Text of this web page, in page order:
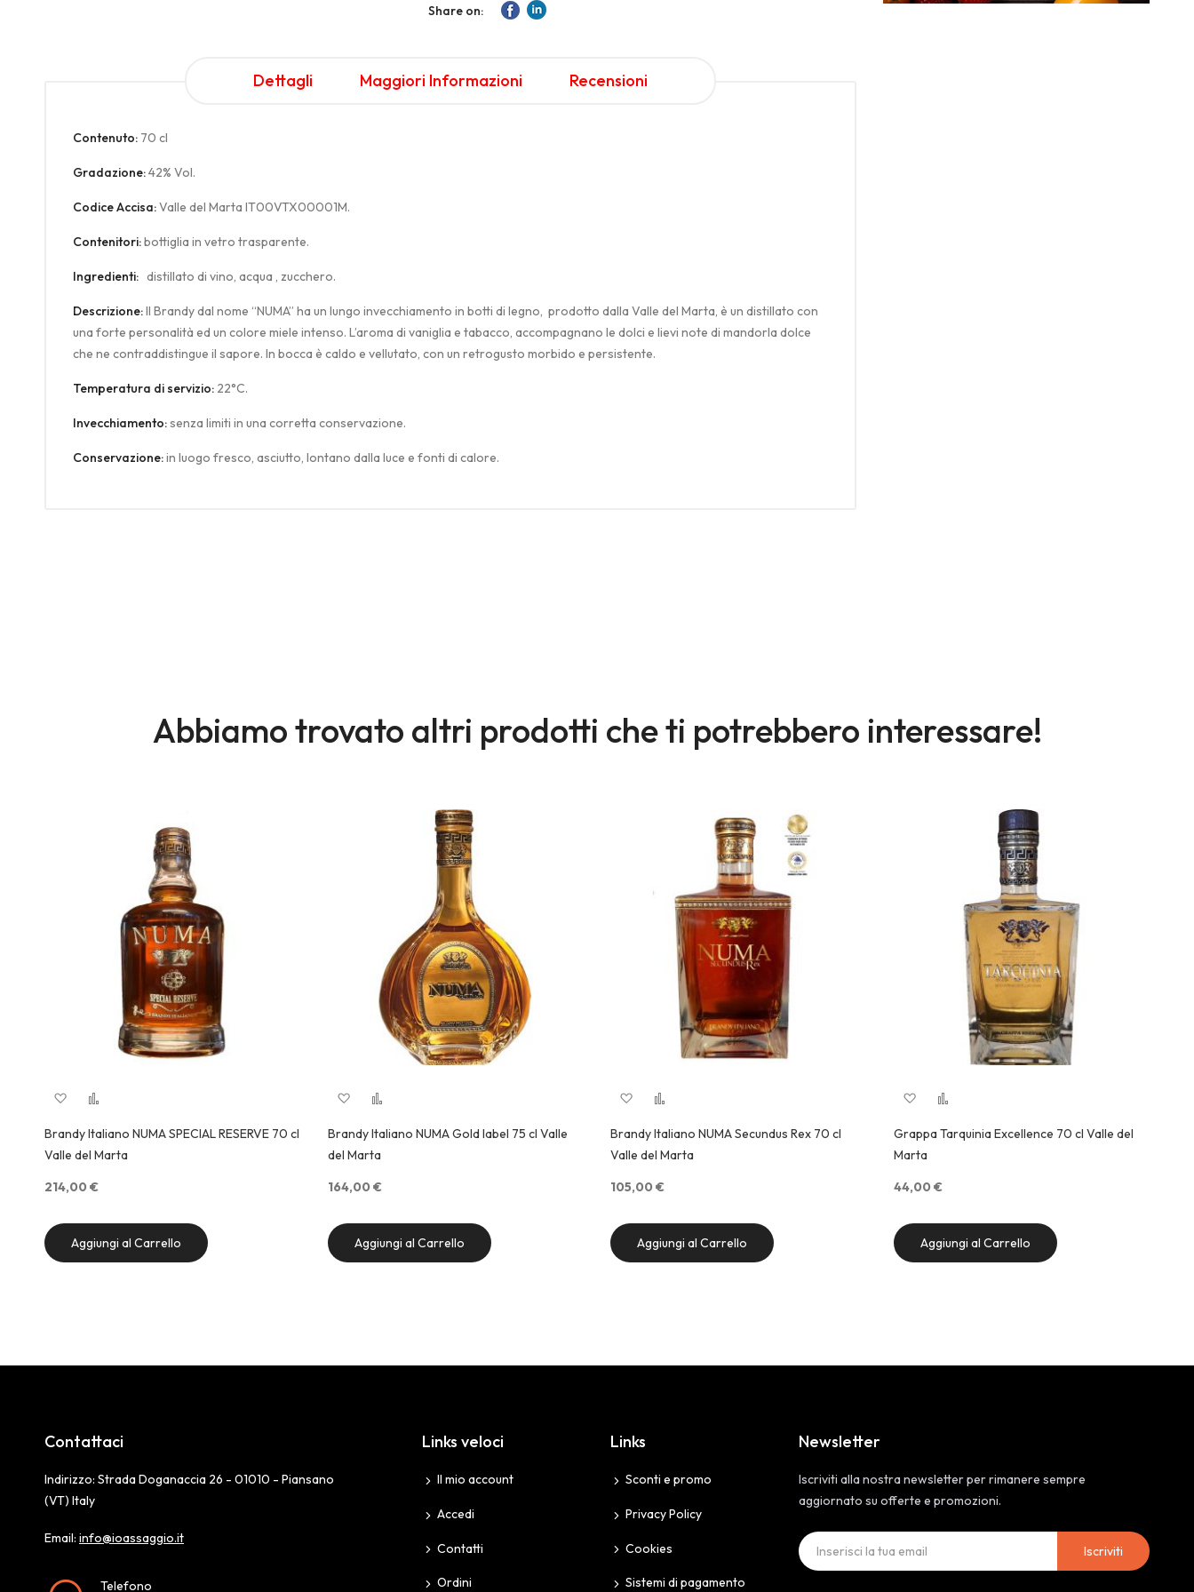
Share on:
Dettagli Maggiori Informazioni Recensioni
Contenuto: 70 cl
Gradazione:42% Vol.
Codice Accisa:Valle del Marta IT00VTX00001M.
Contenitori:bottiglia in vetro trasparente.
Ingredienti: distillato di vino, acqua , zucchero.
Descrizione:Il Brandy dal nome “NUMA” ha un lungo invecchiamento in botti di legno, prodotto dalla Valle del Marta, è un distillato con
una forte personalità ed un colore miele intenso. L’aroma di vaniglia e tabacco, accompagnano le dolci e lievi note di mandorla dolce
che ne contraddistingue il sapore. In bocca è caldo e vellutato, con un retrogusto morbido e persistente.
Temperatura di servizio: 22°C.
Invecchiamento:senza limiti in una corretta conservazione.
Conservazione:in luogo fresco, asciutto, lontano dalla luce e fonti di calore.
Abbiamo trovato altri prodotti che ti potrebbero interessare!
Aggiungi alla lista desideri
Brandy Italiano NUMA SPECIAL RESERVE 70 cl
Valle del Marta
214,00 €
Aggiungi al Carrello
Aggiungi alla lista desideri
Brandy Italiano NUMA Gold label 75 cl Valle
del Marta
164,00 €
Aggiungi al Carrello
Aggiungi alla lista desideri
Brandy Italiano NUMA Secundus Rex 70 cl
Valle del Marta
105,00 €
Aggiungi al Carrello
Aggiungi alla lista desideri
Grappa Tarquinia Excellence 70 cl Valle del
Marta
44,00 €
Aggiungi al Carrello
Contattaci
Indirizzo: Strada Doganaccia 26 - 01010 - Piansano
(VT) Italy
Email: info@ioassaggio.it
Telefono
Links veloci
Il mio account
Accedi
Contatti
Ordini
Links
Sconti e promo
Privacy Policy
Cookies
Sistemi di pagamento
Newsletter
Iscriviti alla nostra newsletter per rimanere sempre
aggiornato su offerte e promozioni.
Iscriviti